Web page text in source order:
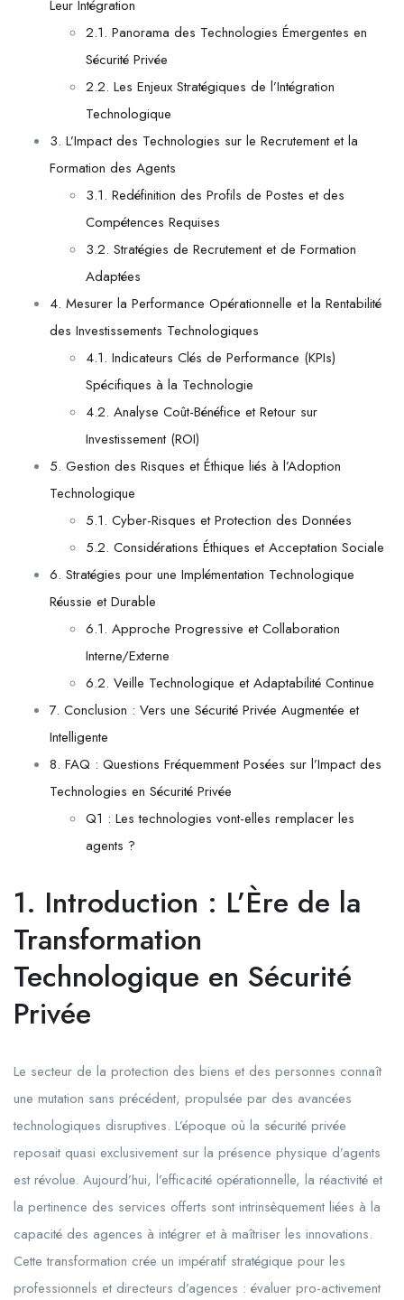
Leur Intégration
2.1. Panorama des Technologies Émergentes en
Sécurité Privée
2.2. Les Enjeux Stratégiques de l’Intégration
Technologique
3. L’Impact des Technologies sur le Recrutement et la
Formation des Agents
3.1. Redéfinition des Profils de Postes et des
Compétences Requises
3.2. Stratégies de Recrutement et de Formation
Adaptées
4. Mesurer la Performance Opérationnelle et la Rentabilité
des Investissements Technologiques
4.1. Indicateurs Clés de Performance (KPIs)
Spécifiques à la Technologie
4.2. Analyse Coût-Bénéfice et Retour sur
Investissement (ROI)
5. Gestion des Risques et Éthique liés à l’Adoption
Technologique
5.1. Cyber-Risques et Protection des Données
5.2. Considérations Éthiques et Acceptation Sociale
6. Stratégies pour une Implémentation Technologique
Réussie et Durable
6.1. Approche Progressive et Collaboration
Interne/Externe
6.2. Veille Technologique et Adaptabilité Continue
7. Conclusion : Vers une Sécurité Privée Augmentée et
Intelligente
8. FAQ : Questions Fréquemment Posées sur l’Impact des
Technologies en Sécurité Privée
Q1 : Les technologies vont-elles remplacer les
agents ?
1. Introduction : L’Ère de la
Transformation
Technologique en Sécurité
Privée
Le secteur de la protection des biens et des personnes connaît
une mutation sans précédent, propulsée par des avancées
technologiques disruptives. L’époque où la sécurité privée
reposait quasi exclusivement sur la présence physique d’agents
est révolue. Aujourd’hui, l’efficacité opérationnelle, la réactivité et
la pertinence des services offerts sont intrinsèquement liées à la
capacité des agences à intégrer et à maîtriser les innovations.
Cette transformation crée un impératif stratégique pour les
professionnels et directeurs d’agences : évaluer pro-activement